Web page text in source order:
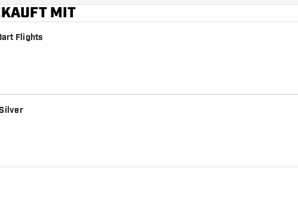
MIT
Flights